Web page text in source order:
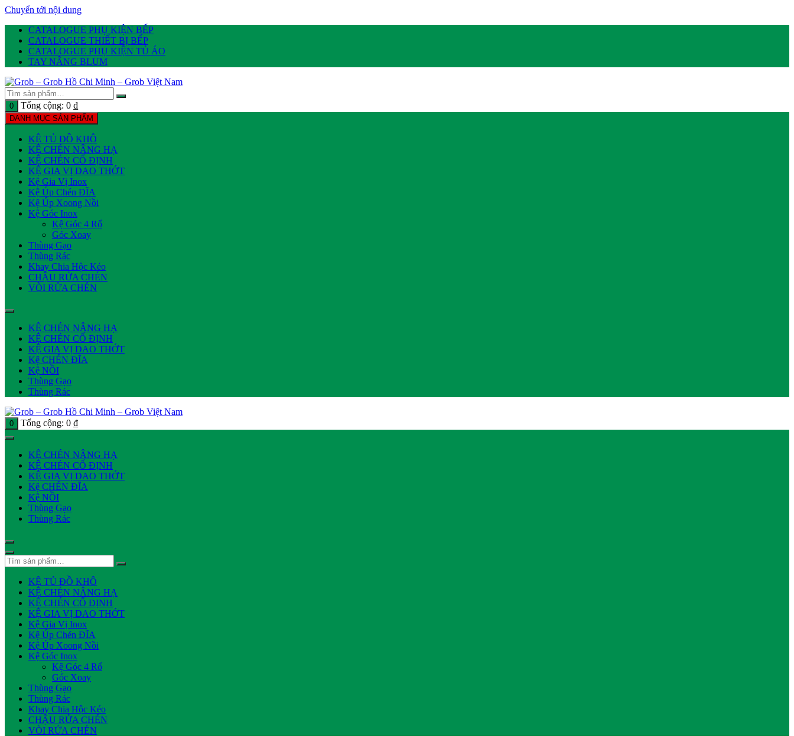
Chuyển tới nội dung
CATALOGUE PHỤ KIỆN BẾP
CATALOGUE THIẾT BỊ BẾP
CATALOGUE PHỤ KIỆN TỦ ÁO
TAY NÂNG BLUM
0 Tổng cộng: 0 ₫
DANH MỤC SẢN PHẨM
KỆ TỦ ĐỒ KHÔ
KỆ CHÉN NÂNG HẠ
KỆ CHÉN CỐ ĐỊNH
KỆ GIA VỊ DAO THỚT
Kệ Gia Vị Inox
Kệ Úp Chén ĐĨA
Kệ Úp Xoong Nồi
Kệ Góc Inox
Kệ Góc 4 Rổ
Góc Xoay
Thùng Gạo
Thùng Rác
Khay Chia Hộc Kéo
CHẬU RỬA CHÉN
VÒI RỬA CHÉN
KỆ CHÉN NÂNG HẠ
KỆ CHÉN CỐ ĐỊNH
KỆ GIA VỊ DAO THỚT
Kệ CHÉN ĐĨA
Kệ NỒI
Thùng Gạo
Thùng Rác
0 Tổng cộng: 0 ₫
KỆ CHÉN NÂNG HẠ
KỆ CHÉN CỐ ĐỊNH
KỆ GIA VỊ DAO THỚT
Kệ CHÉN ĐĨA
Kệ NỒI
Thùng Gạo
Thùng Rác
KỆ TỦ ĐỒ KHÔ
KỆ CHÉN NÂNG HẠ
KỆ CHÉN CỐ ĐỊNH
KỆ GIA VỊ DAO THỚT
Kệ Gia Vị Inox
Kệ Úp Chén ĐĨA
Kệ Úp Xoong Nồi
Kệ Góc Inox
Kệ Góc 4 Rổ
Góc Xoay
Thùng Gạo
Thùng Rác
Khay Chia Hộc Kéo
CHẬU RỬA CHÉN
VÒI RỬA CHÉN